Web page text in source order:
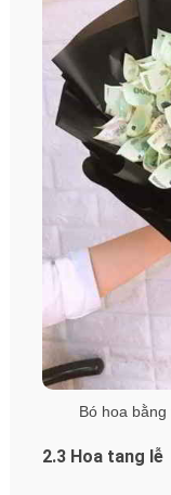
Bó hoa
2.3 Hoa tang lễ